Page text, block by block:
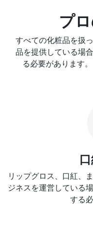
プ
すべての化粧品を扱
品を提供している場
る必要があります
リップグロス、口紅、
ジネスを運営している
する